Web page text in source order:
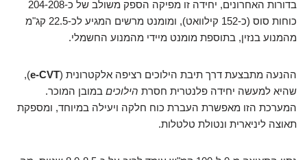
בדורות האחרונים, יחידה זו מפיקה הספק משולב של כ-204-208
כוחות סוס (כ-152 קילוואט), ומומנט מרשים המגיע לכ-22.5 קג"מ
מהמנוע בנזין, בתוספת מומנט מיידי מהמנוע החשמלי.
ההנעה מתבצעת דרך תיבת הילוכים רציפה אלקטרונית (e-CVT
),
שהיא למעשה יחידה פלנטרית חסרת הילוכים במובן המוכר.
המערכת הזו מאפשרת העברת כוח חלקה ויעילה במיוחד, ומספקת
תאוצה ליניארית ונטולת טלטלות.